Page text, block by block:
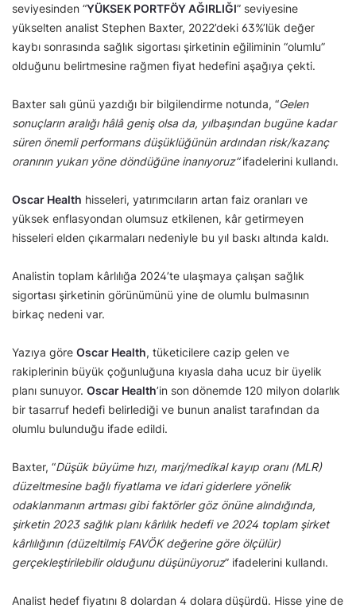
seviyesinden “YÜKSEK PORTFÖY AĞIRLIĞI” seviyesine
yükselten analist Stephen Baxter, 2022’deki 63%’lük değer
kaybı sonrasında sağlık sigortası şirketinin eğiliminin “olumlu”
olduğunu belirtmesine rağmen fiyat hedefini aşağıya çekti.
Baxter salı günü yazdığı bir bilgilendirme notunda, “Gelen
sonuçların aralığı hâlâ geniş olsa da, yılbaşından bugüne kadar
süren önemli performans düşüklüğünün ardından risk/kazanç
oranının yukarı yöne döndüğüne inanıyoruz”ifadelerini kullandı.
Oscar Health hisseleri, yatırımcıların artan faiz oranları ve
yüksek enflasyondan olumsuz etkilenen, kâr getirmeyen
hisseleri elden çıkarmaları nedeniyle bu yıl baskı altında kaldı.
Analistin toplam kârlılığa 2024’te ulaşmaya çalışan sağlık
sigortası şirketinin görünümünü yine de olumlu bulmasının
birkaç nedeni var.
Yazıya göre Oscar Health, tüketicilere cazip gelen ve
rakiplerinin büyük çoğunluğuna kıyasla daha ucuz bir üyelik
planı sunuyor. Oscar Health’in son dönemde 120 milyon dolarlık
bir tasarruf hedefi belirlediği ve bunun analist tarafından da
olumlu bulunduğu ifade edildi.
Baxter, “Düşük büyüme hızı, marj/medikal kayıp oranı (MLR)
düzeltmesine bağlı fiyatlama ve idari giderlere yönelik
odaklanmanın artması gibi faktörler göz önüne alındığında,
şirketin 2023 sağlık planı kârlılık hedefi ve 2024 toplam şirket
kârlılığının (düzeltilmiş FAVÖK değerine göre ölçülür)
gerçekleştirilebilir olduğunu düşünüyoruz” ifadelerini kullandı.
Analist hedef fiyatını 8 dolardan 4 dolara düşürdü. Hisse yine de